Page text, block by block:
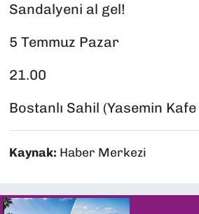
Sandalyeni al gel!
5 Temmuz Pazar
21.00
Bostanlı Sahil (Yasemin Kafe
Kaynak: Haber Merkezi